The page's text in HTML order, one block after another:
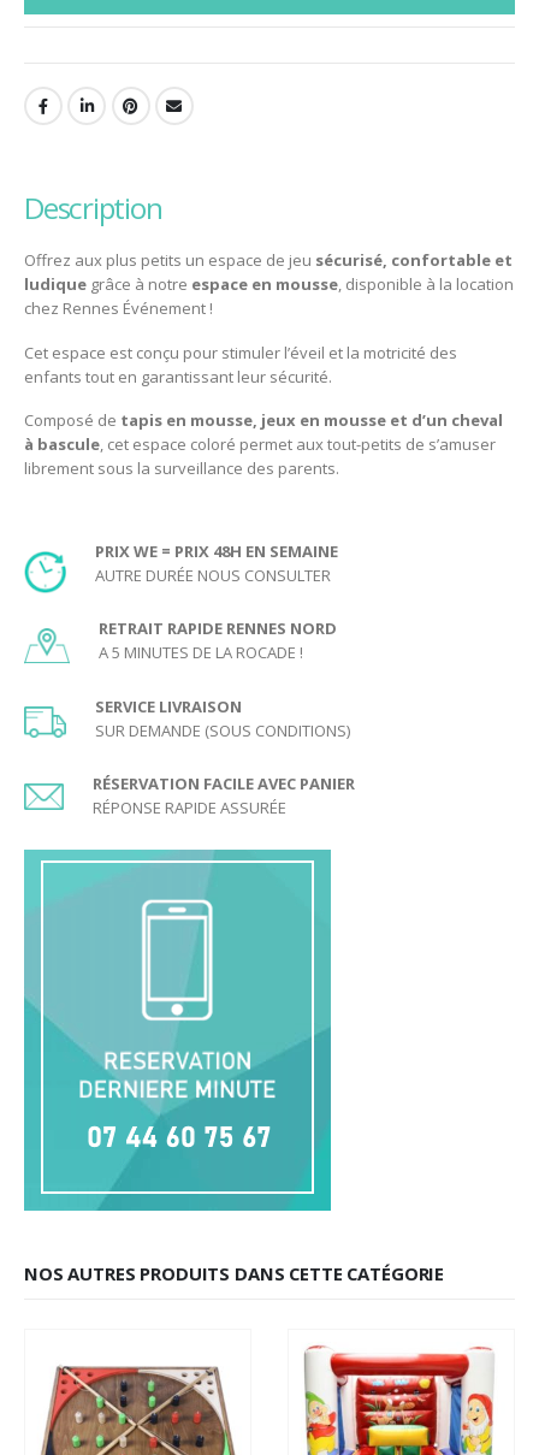
description
Offrez aux plus petits un espace de jeu sécurisé, confortable et
ludique grâce à notre espace en mousse, disponible à la location
chez Rennes Événement !
Cet espace est conçu pour stimuler l’éveil et la motricité des
enfants tout en garantissant leur sécurité.
Composé de tapis en mousse, jeux en mousse et d’un cheval
à bascule, cet espace coloré permet aux tout-petits de s’amuser
librement sous la surveillance des parents.
PRIX WE = PRIX 48H EN SEMAINE
AUTRE DURÉE NOUS CONSULTER
RETRAIT RAPIDE RENNES NORD
A 5 MINUTES DE LA ROCADE !
SERVICE LIVRAISON
SUR DEMANDE (SOUS CONDITIONS)
RÉSERVATION FACILE AVEC PANIER
RÉPONSE RAPIDE ASSURÉE
NOS AUTRES PRODUITS DANS CETTE CATÉGORIE